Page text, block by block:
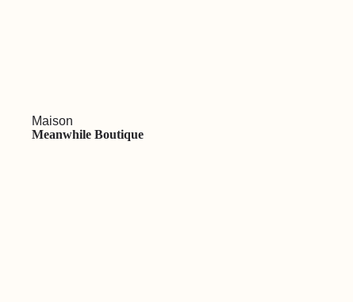
Maison
Meanwhile Boutique